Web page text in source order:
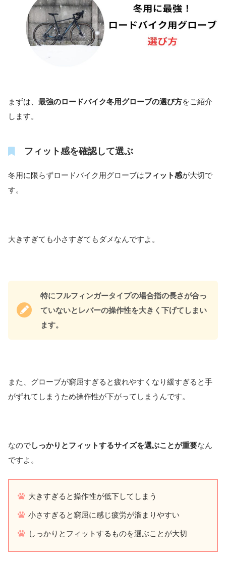
まずは、 最強のロードバイク冬用グローブの選び方をご紹介
します。
フィット感を確認して選ぶ
冬用に限らずロードバイク用グローブはフィット感が大切で
す。
大きすぎても小さすぎてもダメなんですよ。
特にフルフィンガータイプの場合指の長さが合っ
ていないとレバーの操作性を大きく下げてしまい
ます。
また、グローブが窮屈すぎると疲れやすくなり緩すぎると手
がずれてしまうため操作性が下がってしまうんです。
なのでしっかりとフィットするサイズを選ぶことが重要なん
ですよ。
大きすぎると操作性が低下してしまう
小さすぎると窮屈に感じ疲労が溜まりやすい
しっかりとフィットするものを選ぶことが大切